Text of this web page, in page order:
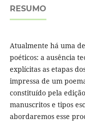
RESUMO
Atualmente há uma
poéticos: a ausência
explícitas as etapas
impressa de um
constituído pela
manuscritos e tipos
abordaremos esse